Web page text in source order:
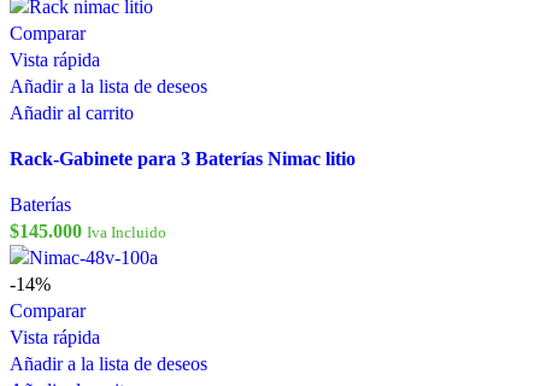
Comparar
Vista rápida
Añadir a la lista de deseos
Añadir al carrito
Rack-Gabinete para 3 Baterías Nimac litio
Baterías
$145.000 Iva Incluido
-14%
Comparar
Vista rápida
Añadir a la lista de deseos